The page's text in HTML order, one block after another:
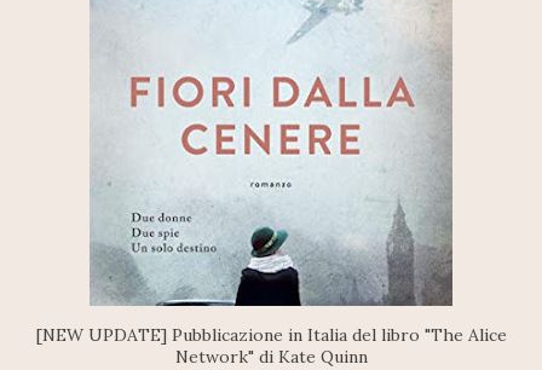
[NEW UPDATE] Pubblicazione in Italia del libro "The Alice
Network" di Kate Quinn